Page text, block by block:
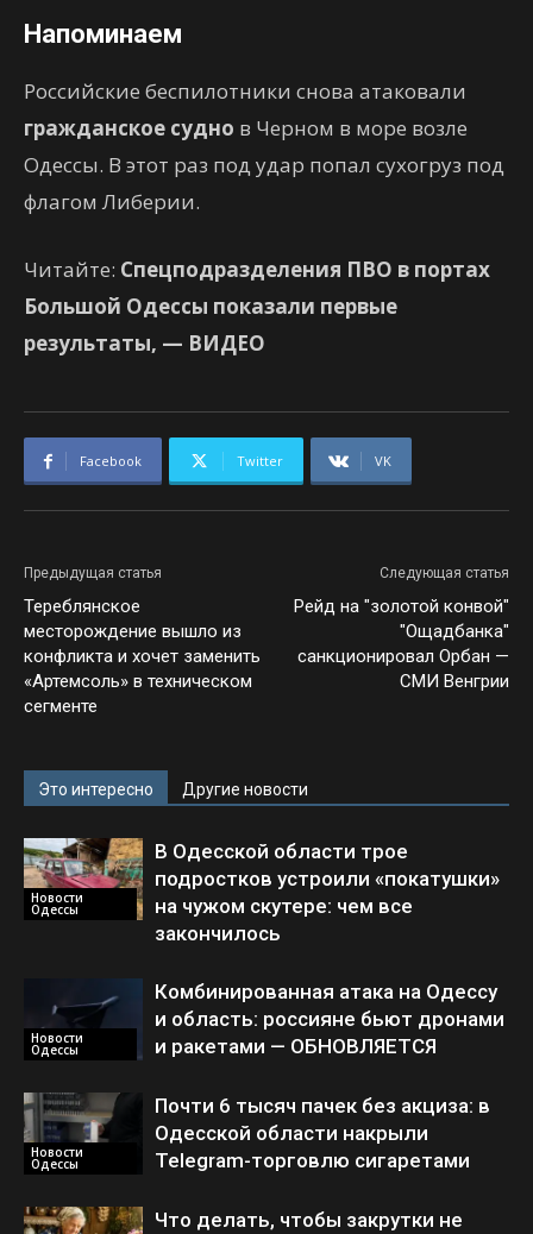
Напоминаем
Российские беспилотники снова атаковали
гражданское судно в Черном в море возле
Одессы. В этот раз под удар попал сухогруз под
флагом Либерии.
Читайте: Спецподразделения ПВО в портах
Большой Одессы показали первые
результаты, — ВИДЕО
Facebook Twitter VK
Предыдущая статья
Тереблянское
месторождение вышло из
конфликта и хочет заменить
«Артемсоль» в техническом
сегменте
Следующая статья
Рейд на "золотой конвой"
"Ощадбанка"
санкционировал Орбан —
СМИ Венгрии
Это интересно Другие новости
Новости
Одессы
В Одесской области трое
подростков устроили «покатушки»
на чужом скутере: чем все
закончилось
Новости
Одессы
Комбинированная атака на Одессу
и область: россияне бьют дронами
и ракетами — ОБНОВЛЯЕТСЯ
Новости
Одессы
Почти 6 тысяч пачек без акциза: в
Одесской области накрыли
Telegram-торговлю сигаретами
Что делать, чтобы закрутки не